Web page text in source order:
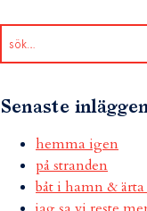
Senaste
hemma igen
på stranden
båt i hamn &